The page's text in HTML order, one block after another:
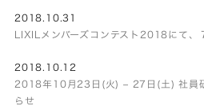
2018.10.31
LIXILメンバーズコンテスト2018にて、
2018.10.12
2018年10月23日(火) – 27日(土) 社員
らせ